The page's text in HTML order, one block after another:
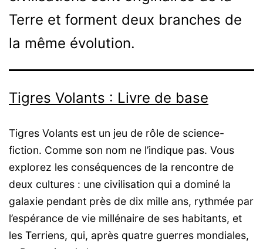
Terre et forment deux branches de
la même évolution.
Tigres Volants : Livre de base
Tigres Volants est un jeu de rôle de science-
fiction. Comme son nom ne l’indique pas. Vous
explorez les conséquences de la rencontre de
deux cultures : une civilisation qui a dominé la
galaxie pendant près de dix mille ans, rythmée par
l’espérance de vie millénaire de ses habitants, et
les Terriens, qui, après quatre guerres mondiales,